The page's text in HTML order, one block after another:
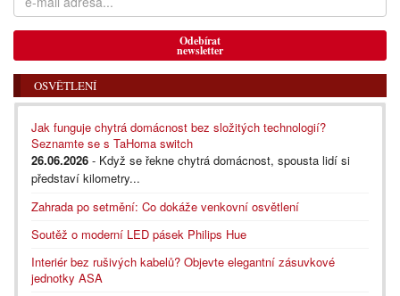
Odebírat
newsletter
OSVĚTLENÍ
Jak funguje chytrá domácnost bez složitých technologií?
Seznamte se s TaHoma switch
26.06.2026 - Když se řekne chytrá domácnost, spousta lidí si
představí kilometry...
Zahrada po setmění: Co dokáže venkovní osvětlení
Soutěž o moderní LED pásek Philips Hue
Interiér bez rušivých kabelů? Objevte elegantní zásuvkové
jednotky ASA